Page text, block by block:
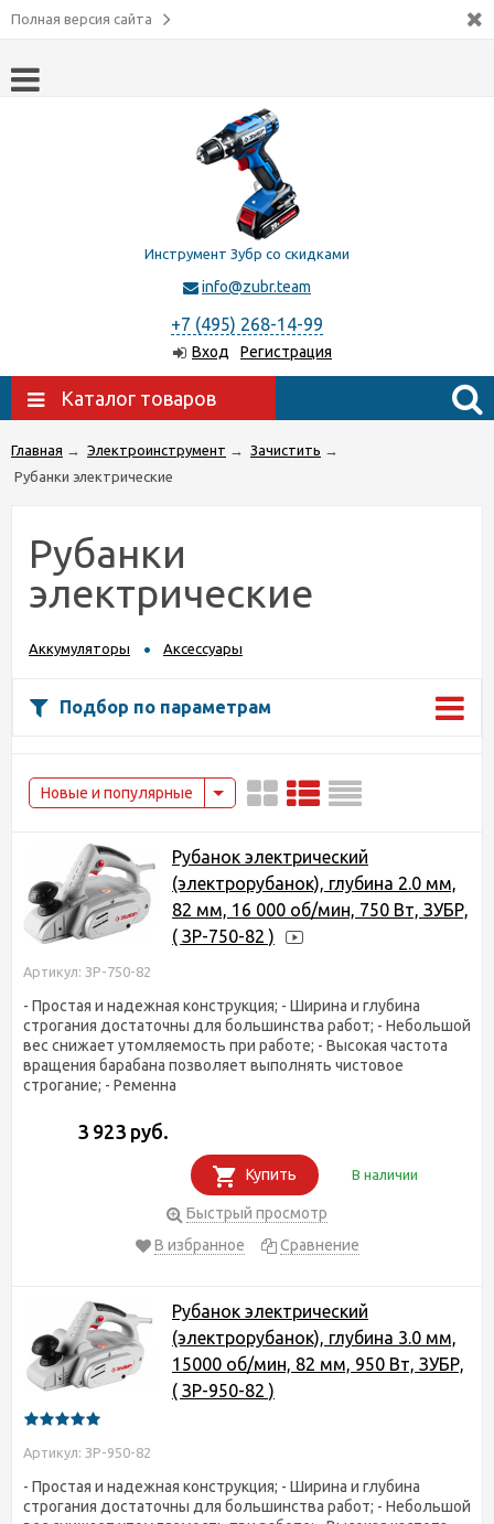
Полная версия сайта
Инструмент Зубр со скидками
info@zubr.team
+7 (495) 268-14-99
Вход Регистрация
Каталог товаров
Главная → Электроинструмент → Зачистить →
Рубанки электрические
Рубанки
электрические
Аккумуляторы Аксессуары
Подбор по параметрам
Новые и популярные
Рубанок электрический
(электрорубанок), глубина 2.0 мм,
82 мм, 16 000 об/мин, 750 Вт, ЗУБР,
( ЗР-750-82 )
Артикул: ЗР-750-82
- Простая и надежная конструкция; - Ширина и глубина
строгания достаточны для большинства работ; - Небольшой
вес снижает утомляемость при работе; - Высокая частота
вращения барабана позволяет выполнять чистовое
строгание; - Ременна
3 923 руб.
Купить В наличии
Быстрый просмотр
В избранное
Сравнение
Рубанок электрический
(электрорубанок), глубина 3.0 мм,
15000 об/мин, 82 мм, 950 Вт, ЗУБР,
( ЗР-950-82 )
Артикул: ЗР-950-82
- Простая и надежная конструкция; - Ширина и глубина
строгания достаточны для большинства работ; - Небольшой